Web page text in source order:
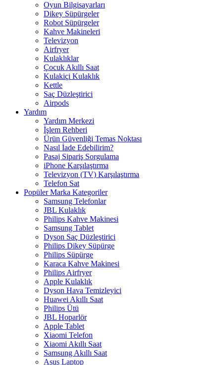
Oyun Bilgisayarları
Dikey Süpürgeler
Robot Süpürgeler
Kahve Makineleri
Televizyon
Airfryer
Kulaklıklar
Çocuk Akıllı Saat
Kulakiçi Kulaklık
Kettle
Saç Düzleştirici
Airpods
Yardım
Yardım Merkezi
İşlem Rehberi
Ürün Güvenliği Temas Noktası
Nasıl İade Edebilirim?
Pasaj Sipariş Sorgulama
iPhone Karşılaştırma
Televizyon (TV) Karşılaştırma
Telefon Sat
Popüler Marka Kategoriler
Samsung Telefonlar
JBL Kulaklık
Philips Kahve Makinesi
Samsung Tablet
Dyson Saç Düzleştirici
Philips Dikey Süpürge
Philips Süpürge
Karaca Kahve Makinesi
Philips Airfryer
Apple Kulaklık
Dyson Hava Temizleyici
Huawei Akıllı Saat
Philips Ütü
JBL Hoparlör
Apple Tablet
Xiaomi Telefon
Xiaomi Akıllı Saat
Samsung Akıllı Saat
Asus Laptop